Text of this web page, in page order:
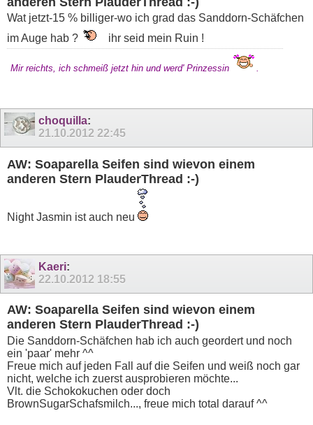
Wat jetzt-15 % billiger-wo ich grad das Sanddorn-Schäfchen
im Auge hab ?
ihr seid mein Ruin !
Mir reichts, ich schmeiß jetzt hin und werd' Prinzessin .
choquilla:
21.10.2012 22:45
AW: Soaparella Seifen sind wievon einem
anderen Stern PlauderThread :-)
Night Jasmin ist auch neu
Kaeri:
22.10.2012 18:55
AW: Soaparella Seifen sind wievon einem
anderen Stern PlauderThread :-)
Die Sanddorn-Schäfchen hab ich auch geordert und noch
ein 'paar' mehr ^^
Freue mich auf jeden Fall auf die Seifen und weiß noch gar
nicht, welche ich zuerst ausprobieren möchte...
Vlt. die Schokokuchen oder doch
BrownSugarSchafsmilch..., freue mich total darauf ^^